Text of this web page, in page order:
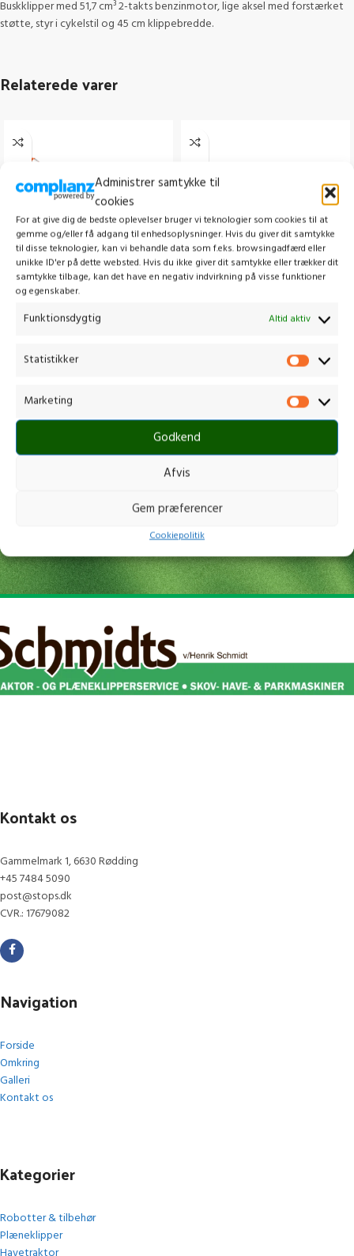
Administrer samtykke til
cookies
For at give dig de bedste oplevelser bruger vi teknologier som cookies til at
gemme og/eller få adgang til enhedsoplysninger. Hvis du giver dit samtykke
til disse teknologier, kan vi behandle data som f.eks. browsingadfærd eller
unikke ID'er på dette websted. Hvis du ikke giver dit samtykke eller trækker dit
samtykke tilbage, kan det have en negativ indvirkning på visse funktioner
og egenskaber.
Funktionsdygtig Altid aktiv
Statistikker
Marketing
Godkend
Afvis
Gem præferencer
Cookiepolitik
Buskklipper med 51,7 cm³ 2-takts benzinmotor, lige aksel med forstærket
støtte, styr i cykelstil og 45 cm klippebredde.
Relaterede varer
HUSQVARNA DE110
Forlængerrør
buskrydder/trimmer
inkl. moms
SKU:970 70 40-01
Forlængerstang til hækkeklipper- og
stangsavtilbehør Forlængerstang til
FLXi hækkeklipper og FLXi stangsav,
som giver en ekstra rækkevidde på 80
SKU:967 29 71-01
Forlængerrør til kombi produkter. Giver
en ekstra længde på op til 80 cm.
Kontakt os
Gammelmark 1, 6630 Rødding
+45 7484 5090
post@stops.dk
CVR.: 17679082
Navigation
Forside
Omkring
Galleri
Kontakt os
Kategorier
Robotter & tilbehør
Plæneklipper